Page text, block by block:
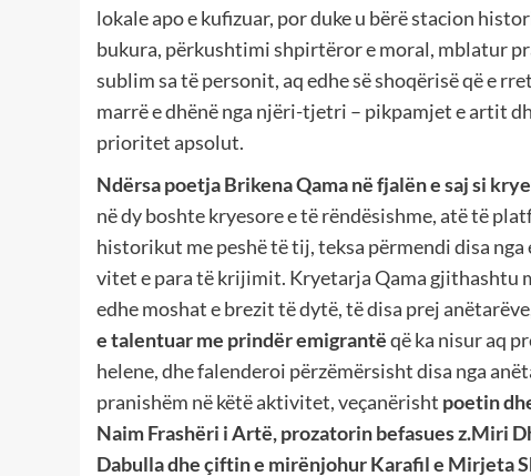
lokale apo e kufizuar, por duke u bërë stacion
bukura, përkushtimi shpirtëror e moral, mblatur
sublim sa të personit, aq edhe së shoqërisë që e
marrë e dhënë nga njëri-tjetri – pikpamjet e artit
prioritet apsolut.
Ndërsa poetja Brikena Qama në fjalën e saj si
në dy boshte kryesore e të rëndësishme, atë të
historikut me peshë të tij, teksa përmendi disa
vitet e para të krijimit. Kryetarja Qama gjithashtu
edhe moshat e brezit të dytë, të disa prej
e talentuar me prindër emigrantëqë ka nisur aq
helene, dhe falenderoi përzëmërsisht disa nga
pranishëm në këtë aktivitet, veçanërisht poetin
Naim Frashëri i Artë, prozatorin befasues z.Miri
Dabulla dhe çiftin e mirënjohur Karafil e Mirjeta